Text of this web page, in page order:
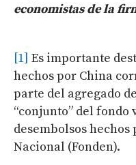
economistas de la
[1] Es importante
hechos por China
parte del agregado
“conjunto” del fondo
desembolsos
Nacional (Fonden).